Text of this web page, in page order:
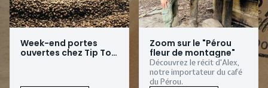
Week-end portes
ouvertes chez Tip Top
Zoom sur le "Pérou
fleur de montagne"
Découvrez le récit d'Alex,
notre importateur du café
du Pérou.